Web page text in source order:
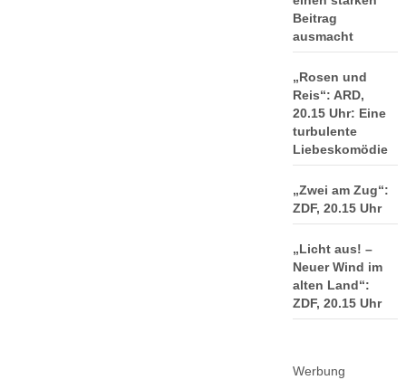
Beitrag
ausmacht
„Rosen und
Reis“: ARD,
20.15 Uhr: Eine
turbulente
Liebeskomödie
„Zwei am Zug“:
ZDF, 20.15 Uhr
„Licht aus! –
Neuer Wind im
alten Land“:
ZDF, 20.15 Uhr
Werbung